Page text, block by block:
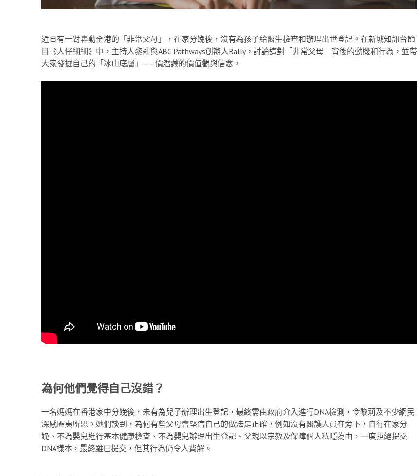
近日有一對轟動全港的「非常父母」，在家分娩後，沒有為孩子給醫生檢查和辦理出世登記。在新城知訊台節
目《人仔細細》中，主持人黎莉與ABC Pathways創辦人Bally，討論這對「非常父母」背後的動機和行為，並帶
大家發掘自己的「冰山底層」——價潛藏的價值觀與信念。
為何他們覺得自己沒錯？
一名媽媽在香港家中分娩後，未有為兒子辦理出生登記，最終需由政府介入進行DNA檢測，令黎莉及不少網民
深感匪夷所思。她們談到，為何有些父母會堅信自己的做法是正確，例如沒有醫護人員在旁下，自行在家分
娩、不為嬰兒進行基本健康檢查、不為嬰兒辦理出生登記、父親以宗教及保障個人私隱為由，一度拒絕提交
DNA樣本，最終雖已提交，但其行為仍令人費解。